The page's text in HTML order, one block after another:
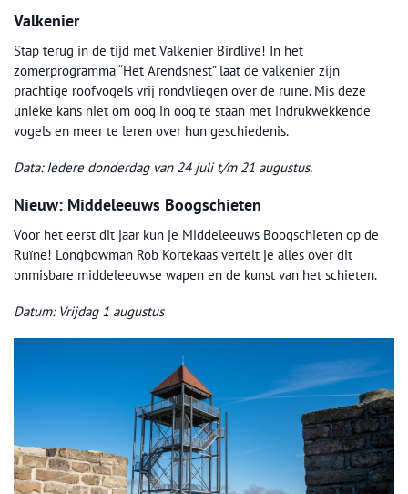
Valkenier
Stap terug in de tijd met Valkenier Birdlive! In het
zomerprogramma “Het Arendsnest” laat de valkenier zijn
prachtige roofvogels vrij rondvliegen over de ruïne. Mis deze
unieke kans niet om oog in oog te staan met indrukwekkende
vogels en meer te leren over hun geschiedenis.
Data: Iedere donderdag van 24 juli t/m 21 augustus.
Nieuw: Middeleeuws Boogschieten
Voor het eerst dit jaar kun je Middeleeuws Boogschieten op de
Ruïne! Longbowman Rob Kortekaas vertelt je alles over dit
onmisbare middeleeuwse wapen en de kunst van het schieten.
Datum: Vrijdag 1 augustus